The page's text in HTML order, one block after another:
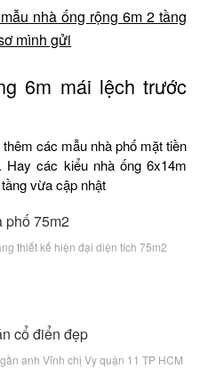
nhà ống rộng 6m 2 tầng
mình gửi
6m mái lệch trước
các mẫu nhà phố mặt tiền
các kiểu nhà ống 6x14m
vừa cập nhật
thiết kế hiện đại diện tích 75m2
anh Vĩnh chị Vy quận 11 TP HCM